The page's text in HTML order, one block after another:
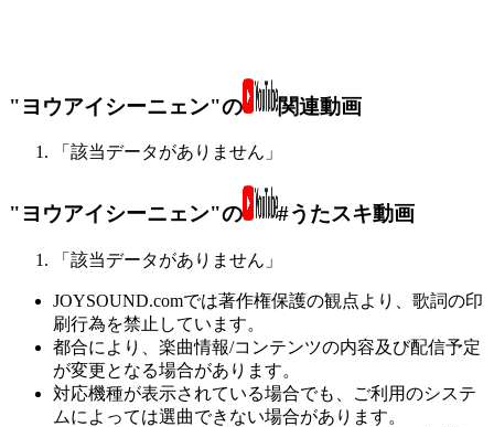
"ヨウアイシーニェン"の 関連動画
「該当データがありません」
"ヨウアイシーニェン"の #うたスキ動画
「該当データがありません」
JOYSOUND.comでは著作権保護の観点より、歌詞の印
刷行為を禁止しています。
都合により、楽曲情報/コンテンツの内容及び配信予定
が変更となる場合があります。
対応機種が表示されている場合でも、ご利用のシステ
ムによっては選曲できない場合があります。